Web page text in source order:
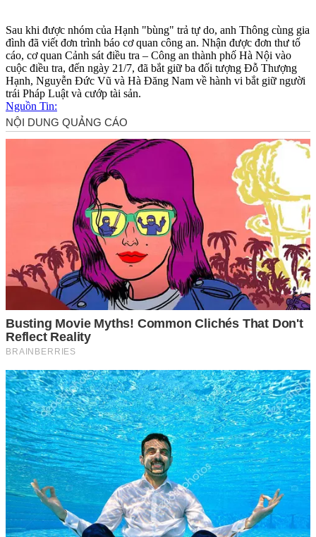
Sau khi được nhóm của Hạnh "bùng" trả tự do, anh Thông cùng gia
đình đã viết đơn trình báo cơ quan công an. Nhận được đơn thư tố
cáo, cơ quan Cảnh sát điều tra – Công an thành phố Hà Nội vào
cuộc điều tra, đến ngày 21/7, đã bắt giữ ba đối tượng Đỗ Thượng
Hạnh, Nguyễn Đức Vũ và Hà Đăng Nam về hành vi bắt giữ người
trái Pháp Luật và cướp tài sản.
Nguồn Tin: